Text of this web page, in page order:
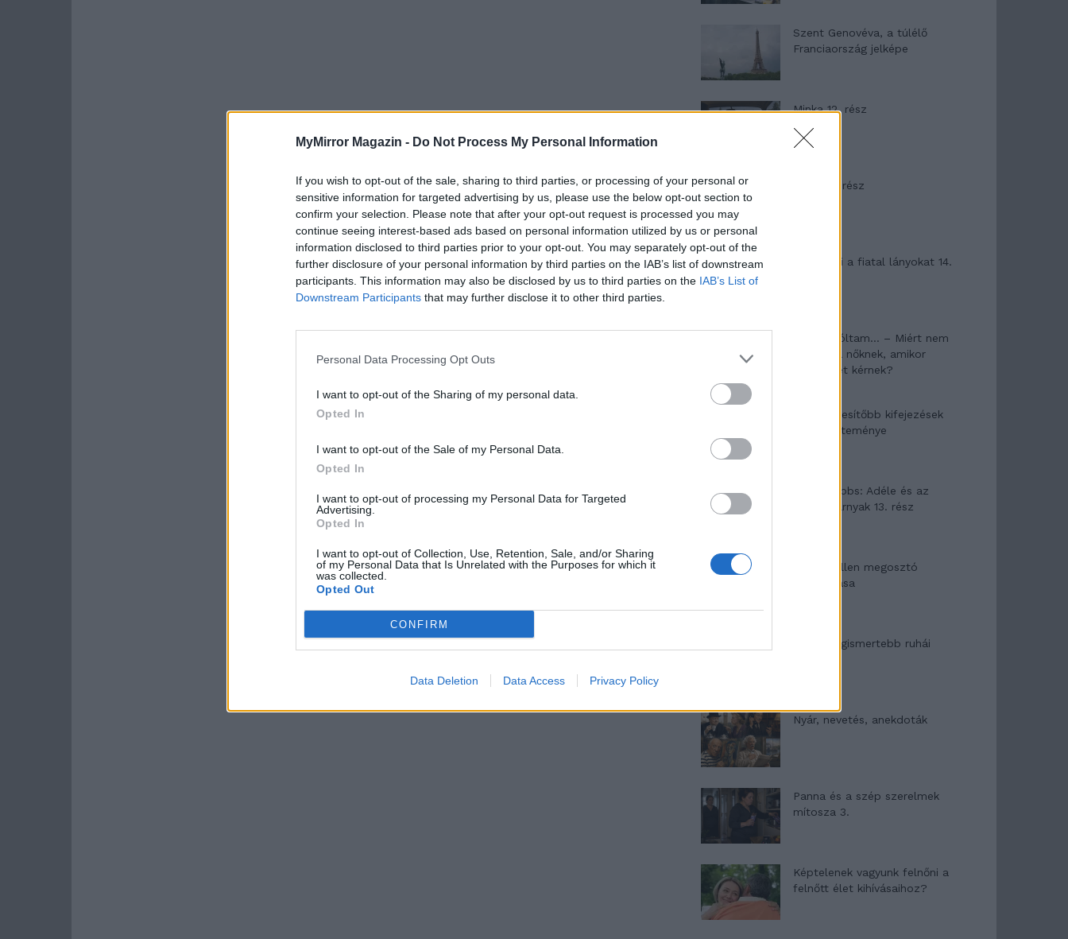
MyMirror Magazin - Do Not Process My Personal Information
If you wish to opt-out of the sale, sharing to third parties, or processing of your personal or
sensitive information for targeted advertising by us, please use the below opt-out section to
confirm your selection. Please note that after your opt-out request is processed you may
continue seeing interest-based ads based on personal information utilized by us or personal
information disclosed to third parties prior to your opt-out. You may separately opt-out of the
further disclosure of your personal information by third parties on the IAB’s list of downstream
participants. This information may also be disclosed by us to third parties on the IAB’s List of
Downstream Participants that may further disclose it to other third parties.
Personal Data Processing Opt Outs
I want to opt-out of the Sharing of my personal data.
Opted In
I want to opt-out of the Sale of my Personal Data.
Opted In
I want to opt-out of processing my Personal Data for Targeted
Advertising.
Opted In
I want to opt-out of Collection, Use, Retention, Sale, and/or Sharing
of my Personal Data that Is Unrelated with the Purposes for which it
was collected.
Opted Out
CONFIRM
Data Deletion Data Access Privacy Policy
Szent Genovéva, a túlélő
Franciaország jelképe
Minka 12. rész
Minka 11. rész
T. szereti a fiatal lányokat 14.
Pedig szóltam… – Miért nem
hiszünk a nőknek, amikor
segítséget kérnek?
A legidegesítőbb kifejezések
laza gyűjteménye
Elyna Robbs: Adéle és az
örökölt árnyak 13. rész
Woody Allen megosztó
zsenialitása
A világ legismertebb ruhái
Nyár, nevetés, anekdoták
Panna és a szép szerelmek
mítosza 3.
Képtelenek vagyunk felnőni a
felnőtt élet kihívásaihoz?